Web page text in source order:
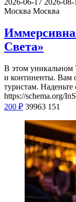
2026-06-17 2026-08-
Москва Москва
Света»
В этом уникальном
и континенты. Вам
туристам.
https://schema.org/
200 ₽ 39963 151